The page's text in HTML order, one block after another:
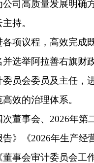
司高质量发展明确
持。
项议程，高效完成
选举阿拉善右旗财
员会委员及主任，
效的治理体系。
董事会、 2026年第
告》《2026年生产经
事会审计委员会工